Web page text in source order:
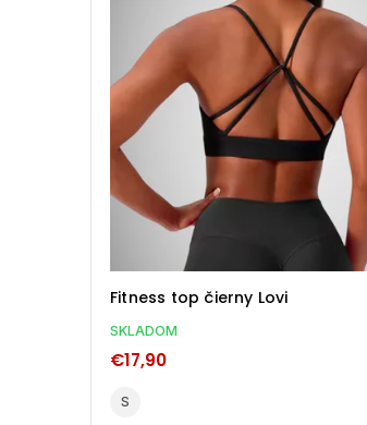
Fitness top hnedý
SKLADOM
€17,90